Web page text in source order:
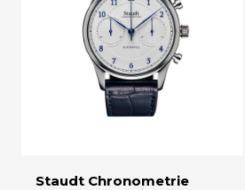
Staudt Chronometrie